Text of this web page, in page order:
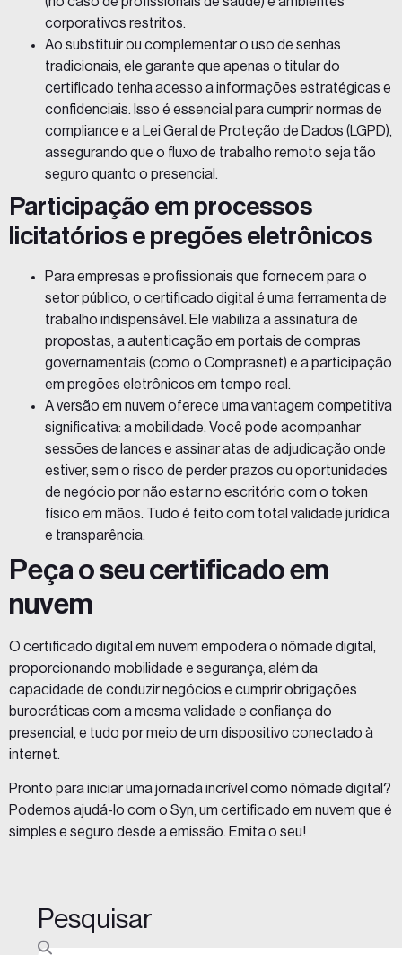
corporativos restritos.
Ao substituir ou complementar o uso de senhas
tradicionais, ele garante que apenas o titular do
certificado tenha acesso a informações estratégicas e
confidenciais. Isso é essencial para cumprir normas de
compliance e a Lei Geral de Proteção de Dados (LGPD),
assegurando que o fluxo de trabalho remoto seja tão
seguro quanto o presencial.
Participação em processos
licitatórios e pregões eletrônicos
Para empresas e profissionais que fornecem para o
setor público, o certificado digital é uma ferramenta de
trabalho indispensável. Ele viabiliza a assinatura de
propostas, a autenticação em portais de compras
governamentais (como o Comprasnet) e a participação
em pregões eletrônicos em tempo real.
A versão em nuvem oferece umavantagem competitiva
significativa: a mobilidade. Você pode acompanhar
sessões de lances e assinar atas de adjudicação onde
estiver, sem o risco de perder prazos ou oportunidades
de negócio por não estar no escritório com o token
físico em mãos. Tudo é feito com total validade jurídica
e transparência.
Peça o seu certificado em
nuvem
O certificado digital em nuvem empodera o nômade digital,
proporcionando mobilidade e segurança, além da
capacidade de conduzir negócios e cumprir obrigações
burocráticas com a mesma validade e confiança do
presencial, e tudo por meio de um dispositivo conectado à
internet.
Pronto para iniciar uma jornada incrível como nômade digital?
Podemos ajudá-lo com o Syn, um certificado em nuvem que é
simples e seguro desde a emissão. Emita o seu!
Pesquisar